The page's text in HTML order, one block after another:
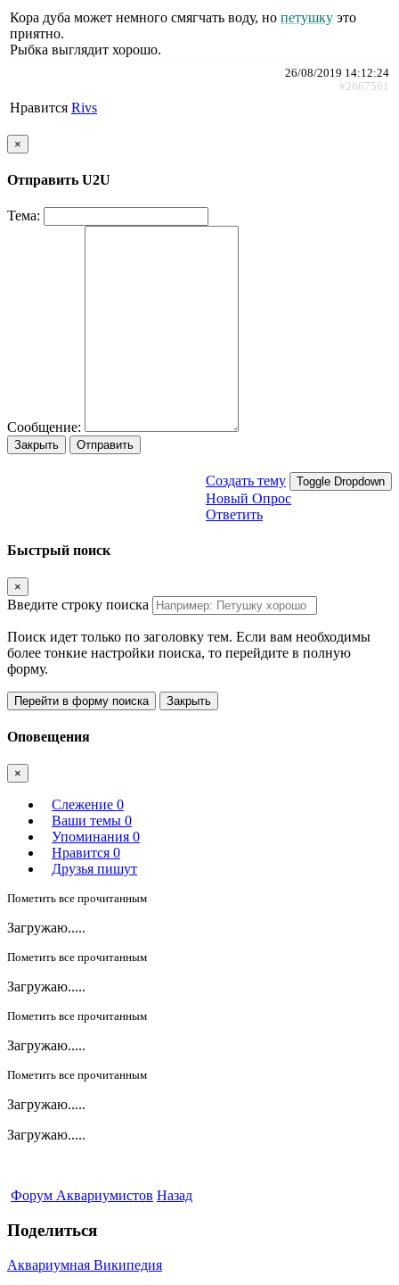
Кора дуба может немного смягчать воду, но петушку это
приятно.
Рыбка выглядит хорошо.
26/08/2019 14:12:24
#2667561
Нравится Rivs
×
Отправить U2U
Тема:
Сообщение:
Закрыть Отправить
Создать тему Toggle Dropdown
Новый Опрос
Ответить
Быстрый поиск
×
Введите строку поиска
Поиск идет только по заголовку тем. Если вам необходимы
более тонкие настройки поиска, то перейдите в полную
форму.
Перейти в форму поиска Закрыть
Оповещения
×
Слежение 0
Ваши темы 0
Упоминания 0
Нравится 0
Друзья пишут
Пометить все прочитанным
Загружаю.....
Пометить все прочитанным
Загружаю.....
Пометить все прочитанным
Загружаю.....
Пометить все прочитанным
Загружаю.....
Загружаю.....
Форум Аквариумистов Назад
Поделиться
Аквариумная Википедия